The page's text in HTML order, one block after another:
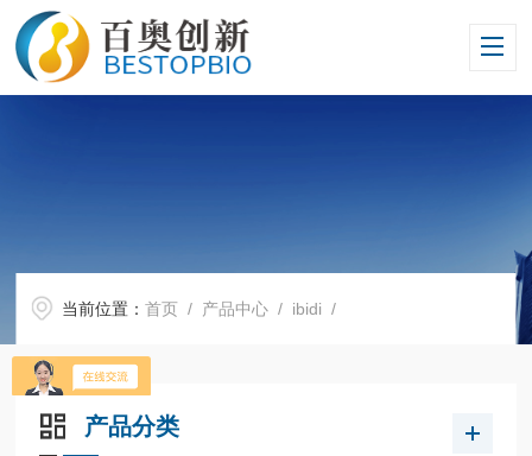
当前位置：首页 / 产品中心 / ibidi /
产品分类